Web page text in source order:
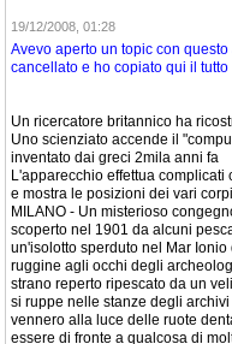
19/12/2008, 01:28
Avevo aperto un topic con
cancellato e ho copiato qui il tutto
Un ricercatore britannico ha
Uno scienziato accende il
inventato dai greci 2mila anni fa
L'apparecchio effettua complicati
e mostra le posizioni dei vari
MILANO - Un misterioso
scoperto nel 1901 da alcuni
un'isolotto sperduto nel Mar
ruggine agli occhi degli
strano reperto ripescato da un
si ruppe nelle stanze degli
vennero alla luce delle ruote
essere di fronte a qualcosa di